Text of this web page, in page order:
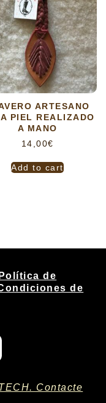
ARTESANO
PIEL REALIZADO
A MANO
14,00€
Add to cart
Política de
de
Contacte